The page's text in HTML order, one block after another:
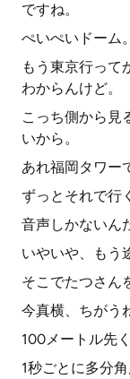
ですね。
ぺいぺいドーム
もう東京行って
わからんけど。
こっち側から見
いから。
あれ福岡タワー
ずっとそれで行
音声しかないん
いやいや、もう
そこでたつさん
今真横、ちがう
100メートル先く
1秒ごとに多分